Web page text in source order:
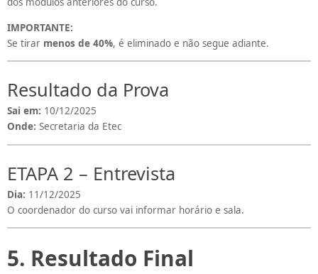
IMPORTANTE:
Se tirar menos de 40%, é eliminado e não segue adiante.
Resultado da Prova
Sai em: 10/12/2025
Onde: Secretaria da Etec
ETAPA 2 – Entrevista
Dia: 11/12/2025
O coordenador do curso vai informar horário e sala.
5. Resultado Final